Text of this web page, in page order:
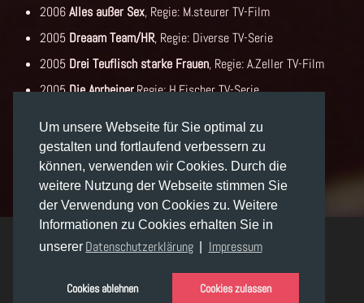
Um unsere Webseite für Sie optimal zu
gestalten und fortlaufend verbessern zu
können, verwenden wir Cookies. Durch die
weitere Nutzung der Webseite stimmen Sie
der Verwendung von Cookies zu. Weitere
Informationen zu Cookies erhalten Sie in
unserer Datenschutzerklärung Impressum
Cookies ablehnen Cookies zulassen
2006Alles außer Sex, Regie: M.steurer TV-Film
2005 Dreaam Team/HR, Regie: Diverse TV-Serie
2005 Drei Teuflisch starke Frauen, Regie: A.Zeller TV-Film
2005Die Anrheiner,Regie: H.Fischer TV-Serie
2004The Bill, Regie: N.Philips - Channel 5
2003Die Rosenheim-Cops, Regie: W. Engelhardt TV-Serie
© Joachim Raaf 2019 - 2026
Gantry 5 Frameworks.